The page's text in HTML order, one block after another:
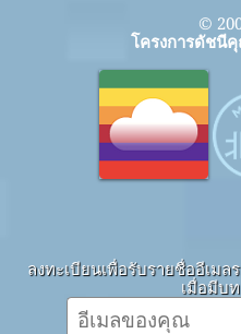
©
โครงการดัชนี
ลงทะเบียนเพื่อรับรายชื่ออีเม
เมื่อมีบ